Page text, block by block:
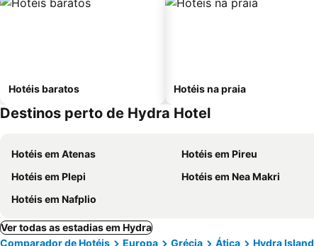
Hotéis baratos Hotéis na praia
Destinos perto de Hydra Hotel
Hotéis em Atenas Hotéis em Pireu
Hotéis em Plepi
Hotéis em Nea Makri
Hotéis em Nafplio
Ver todas as estadias em Hydra
Comparador de Hotéis
Europa Grécia Ática Hydra Island